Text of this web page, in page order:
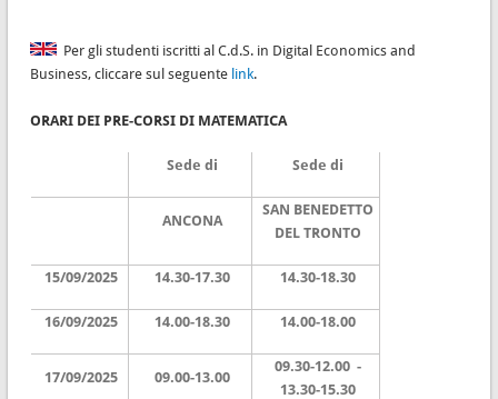
Per gli studenti iscritti al C.d.S. in Digital Economics and
Business, cliccare sul seguente link.
ORARI DEI PRE-CORSI DI MATEMATICA
Sede di Sede di
ANCONA
SAN BENEDETTO
DEL TRONTO
15/09/2025 14.30-17.30 14.30-18.30
16/09/2025 14.00-18.30 14.00-18.00
17/09/2025 09.00-13.00
09.30-12.00 -
13.30-15.30